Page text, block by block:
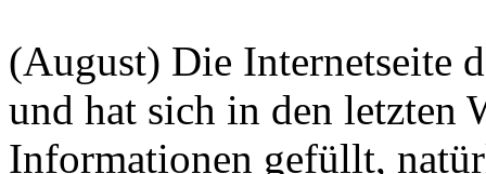
(August) Die Internetseite
und hat sich in den letzten
Informationen gefüllt,